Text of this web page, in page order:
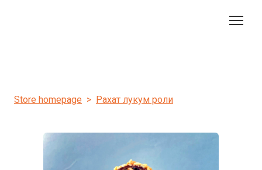
Store homepage Рахат лукум роли